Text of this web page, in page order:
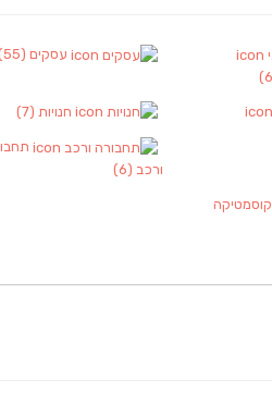
עסקים (55)
חנויות (7)
ורכב (6)
קוסמטיקה